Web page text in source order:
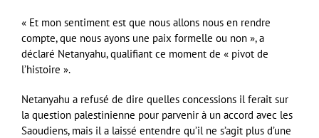
« Et mon sentiment est que nous allons nous en rendre
compte, que nous ayons une paix formelle ou non », a
déclaré Netanyahu, qualifiant ce moment de « pivot de
l’histoire ».
Netanyahu a refusé de dire quelles concessions il ferait sur
la question palestinienne pour parvenir à un accord avec les
Saoudiens, mais il a laissé entendre qu’il ne s’agit plus d’une